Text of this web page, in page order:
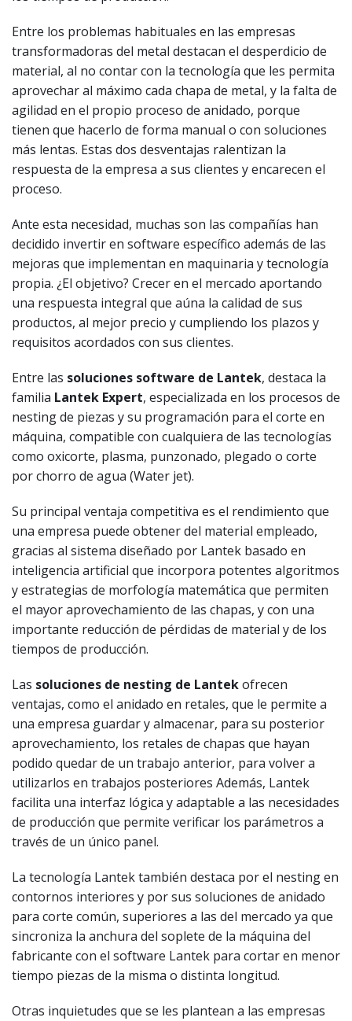
Entre los problemas habituales en las empresas
transformadoras del metal destacan el desperdicio de
material, al no contar con la tecnología que les permita
aprovechar al máximo cada chapa de metal, y la falta de
agilidad en el propio proceso de anidado, porque
tienen que hacerlo de forma manual o con soluciones
más lentas. Estas dos desventajas ralentizan la
respuesta de la empresa a sus clientes y encarecen el
proceso.
Ante esta necesidad, muchas son las compañías han
decidido invertir en software específico además de las
mejoras que implementan en maquinaria y tecnología
propia. ¿El objetivo? Crecer en el mercado aportando
una respuesta integral que aúna la calidad de sus
productos, al mejor precio y cumpliendo los plazos y
requisitos acordados con sus clientes.
Entre las soluciones software de Lantek, destaca la
familia Lantek Expert, especializada en los procesos de
nesting de piezas y su programación para el corte en
máquina, compatible con cualquiera de las tecnologías
como oxicorte, plasma, punzonado, plegado o corte
por chorro de agua (Water jet).
Su principal ventaja competitiva es el rendimiento que
una empresa puede obtener del material empleado,
gracias al sistema diseñado por Lantek basado en
inteligencia artificial que incorpora potentes algoritmos
y estrategias de morfología matemática que permiten
el mayor aprovechamiento de las chapas, y con una
importante reducción de pérdidas de material y de los
tiempos de producción.
Las soluciones de nesting de Lantekofrecen
ventajas, como el anidado en retales, que le permite a
una empresa guardar y almacenar, para su posterior
aprovechamiento, los retales de chapas que hayan
podido quedar de un trabajo anterior, para volver a
utilizarlos en trabajos posteriores Además, Lantek
facilita una interfaz lógica y adaptable a las necesidades
de producción que permite verificar los parámetros a
través de un único panel.
La tecnología Lantek también destaca por el nesting en
contornos interiores y por sus soluciones de anidado
para corte común, superiores a las del mercado ya que
sincroniza la anchura del soplete de la máquina del
fabricante con el software Lantek para cortar en menor
tiempo piezas de la misma o distinta longitud.
Otras inquietudes que se les plantean a las empresas